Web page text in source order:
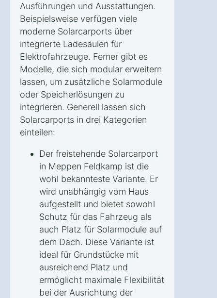
Ausführungen und Ausstattungen.
Beispielsweise verfügen viele
moderne Solarcarports über
integrierte Ladesäulen für
Elektrofahrzeuge. Ferner gibt es
Modelle, die sich modular erweitern
lassen, um zusätzliche Solarmodule
oder Speicherlösungen zu
integrieren. Generell lassen sich
Solarcarports in drei Kategorien
einteilen:
Der freistehende Solarcarport
in Meppen Feldkamp ist die
wohl bekannteste Variante. Er
wird unabhängig vom Haus
aufgestellt und bietet sowohl
Schutz für das Fahrzeug als
auch Platz für Solarmodule auf
dem Dach. Diese Variante ist
ideal für Grundstücke mit
ausreichend Platz und
ermöglicht maximale Flexibilität
bei der Ausrichtung der